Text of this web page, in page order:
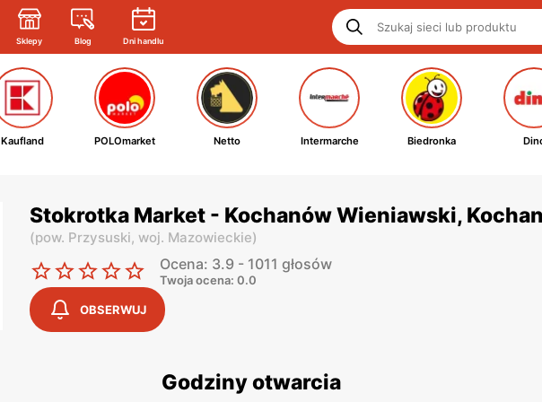
Sklepy Blog Dni handlu
Kaufland POLOmarket Netto Intermarche Biedronka
Stokrotka Market - Kochanów Wieniawski,
(pow. Przysuski, woj. Mazowieckie)
Ocena: 3.9 - 1011 głosów
Twoja ocena: 0.0
OBSERWUJ
Godziny otwarcia